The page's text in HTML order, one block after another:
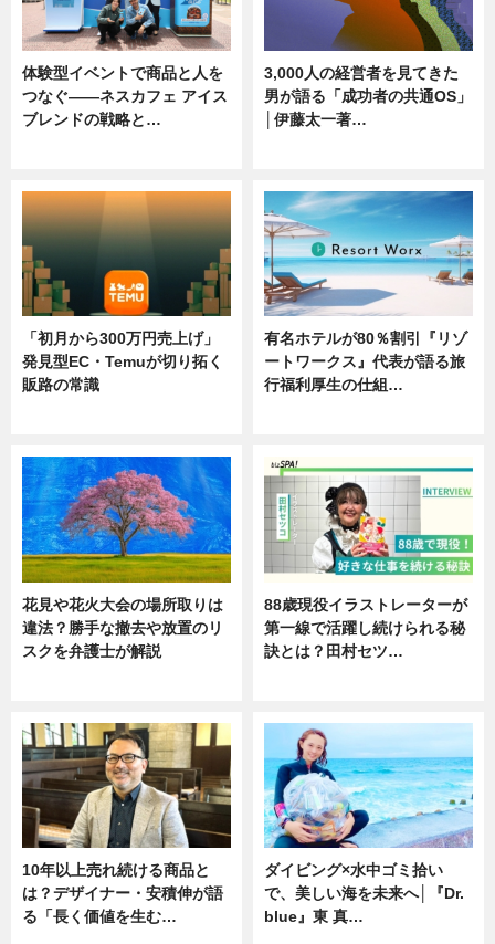
体験型イベントで商品と人を
つなぐ――ネスカフェ アイス
ブレンドの戦略と…
3,000人の経営者を見てきた
男が語る「成功者の共通OS」
│伊藤太一著…
「初月から300万円売上げ」
発見型EC・Temuが切り拓く
販路の常識
有名ホテルが80％割引『リゾ
ートワークス』代表が語る旅
行福利厚生の仕組…
花見や花火大会の場所取りは
違法？勝手な撤去や放置のリ
スクを弁護士が解説
88歳現役イラストレーターが
第一線で活躍し続けられる秘
訣とは？田村セツ…
10年以上売れ続ける商品と
は？デザイナー・安積伸が語
る「長く価値を生む…
ダイビング×水中ゴミ拾い
で、美しい海を未来へ│『Dr.
blue』東 真…